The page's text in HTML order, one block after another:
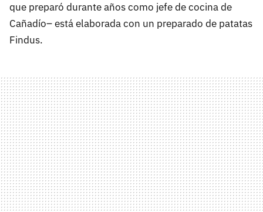
que preparó durante años como jefe de cocina de
Cañadío– está elaborada con un preparado de patatas
Findus.